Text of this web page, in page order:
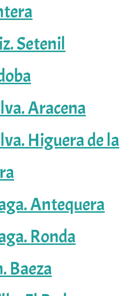
Setenil
Aracena
Higuera de la
Antequera
Ronda
Baeza